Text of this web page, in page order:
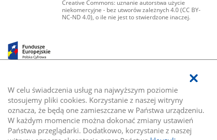
W celu świadczenia usług na najwyższym poziomie
stosujemy pliki cookies. Korzystanie z naszej witryny
oznacza, że będą one zamieszczane w Państwa urządzeniu.
W każdym momencie można dokonać zmiany ustawień
Państwa przeglądarki. Dodatkowo, korzystanie z naszej
Creative Commons: uznanie autorstwa użycie
niekomercyjne - bez utworów zależnych 4.0 (CC BY-
NC-ND 4.0), o ile nie jest to stwierdzone inaczej.